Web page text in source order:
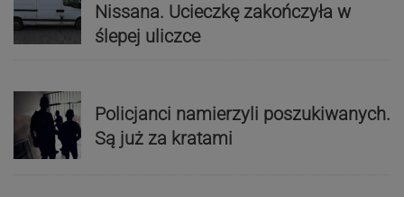
Nissana. Ucieczkę zakończyła w
ślepej uliczce
Policjanci namierzyli poszukiwanych.
Są już za kratami